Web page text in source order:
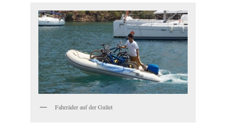
Fahrräder auf der Gullet